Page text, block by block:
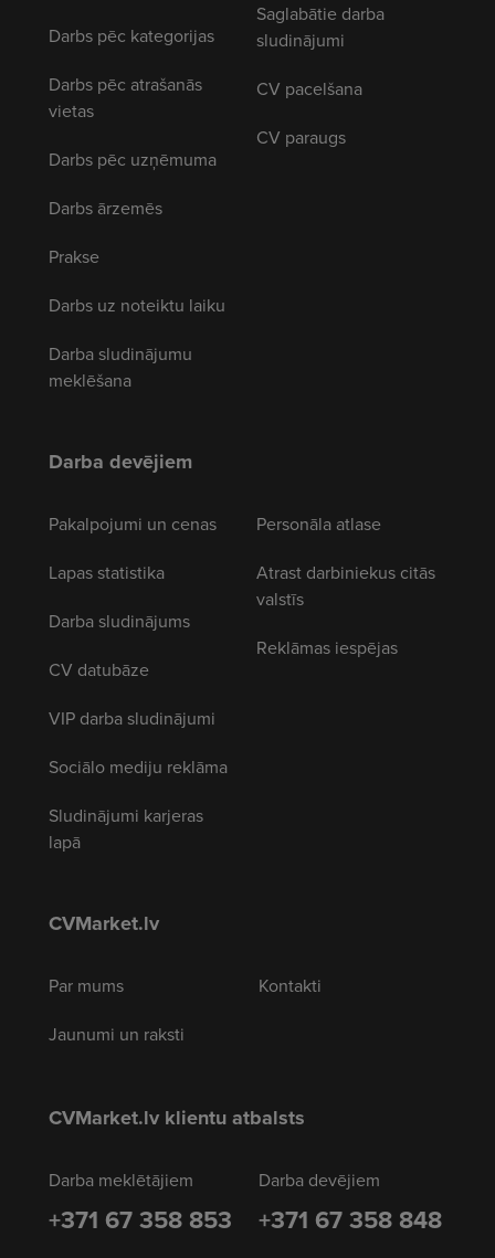
Darbs pēc kategorijas
Darbs pēc atrašanās
vietas
Darbs pēc uzņēmuma
Darbs ārzemēs
Prakse
Darbs uz noteiktu laiku
Darba sludinājumu
meklēšana
Saglabātie darba
sludinājumi
CV pacelšana
CV paraugs
Darba devējiem
Pakalpojumi un cenas
Lapas statistika
Darba sludinājums
CV datubāze
VIP darba sludinājumi
Sociālo mediju reklāma
Sludinājumi karjeras
lapā
Personāla atlase
Atrast darbiniekus citās
valstīs
Reklāmas iespējas
CVMarket.lv
Par mums
Jaunumi un raksti
Kontakti
CVMarket.lv klientu atbalsts
Darba meklētājiem
+371 67 358 853
Darba devējiem
+371 67 358 848